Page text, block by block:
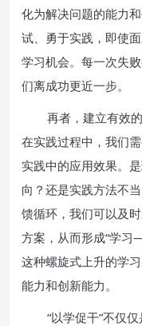
化为解决问题的能力
试、勇于实践，即使
学习机会。每一次失
们离成功更近一步。
再者，建立有效
在实践过程中，我们
实践中的应用效果。
向？还是实践方法不
馈循环，我们可以及
方案，从而形成“学
这种螺旋式上升的学
能力和创新能力。
“以学促干”不仅